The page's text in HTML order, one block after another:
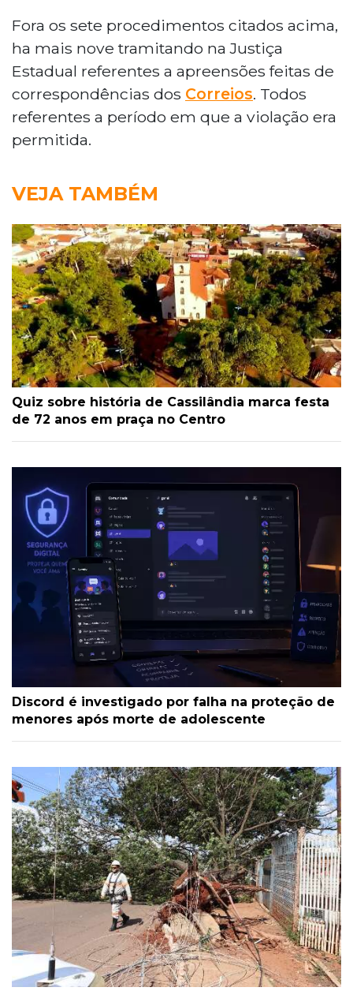
Fora os sete procedimentos citados acima,
ha mais nove tramitando na Justiça
Estadual referentes a apreensões feitas de
correspondências dos Correios. Todos
referentes a período em que a violação era
permitida.
VEJA TAMBÉM
Quiz sobre história de Cassilândia marca festa
de 72 anos em praça no Centro
Discord é investigado por falha na proteção de
menores após morte de adolescente